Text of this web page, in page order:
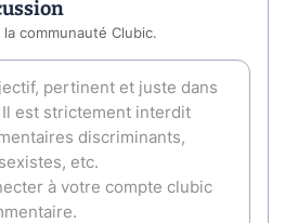
communauté Clubic.